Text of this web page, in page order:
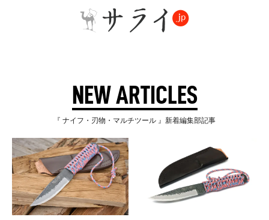
NEW ARTICLES
『 ナイフ・刃物・マルチツール 』新着編集部記事